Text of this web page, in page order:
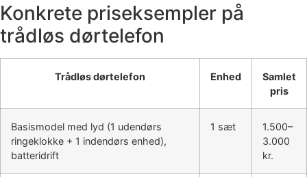
Konkrete priseksempler på
trådløs dørtelefon
Trådløs dørtelefon Enhed
Samlet
pris
Basismodel med lyd (1 udendørs
ringeklokke + 1 indendørs enhed),
batteridrift
1 sæt
1.500–
3.000
kr.